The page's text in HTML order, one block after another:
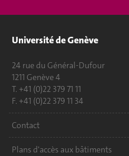
Université de Genève
24 rue du Général-Dufour
1211 Genève 4
T. +41 (0)22 379 71 11
F. +41 (0)22 379 11 34
Contact
Plans d'accès aux bâtiments